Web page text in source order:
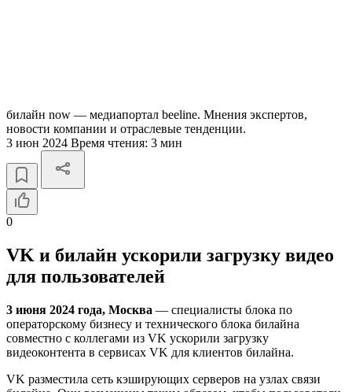
билайн now — медиапортал beeline. Мнения экспертов,
новости компании и отраслевые тенденции.
3 июн 2024 Время чтения: 3 мин
0
VK и билайн ускорили загрузку видео
для пользователей
3 июня 2024 года, Москва — специалисты блока по
операторскому бизнесу и технического блока билайна
совместно с коллегами из VK ускорили загрузку
видеоконтента в сервисах VK для клиентов билайна.
VK разместила сеть кэширующих серверов на узлах связи